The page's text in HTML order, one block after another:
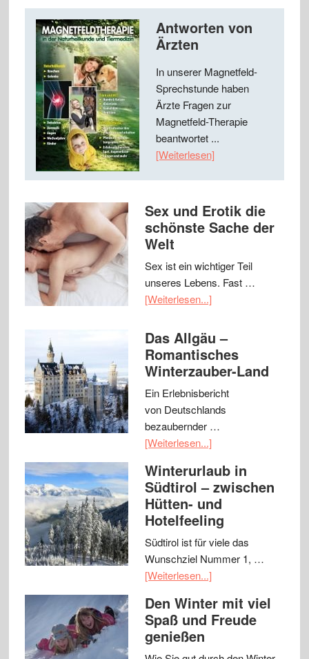
Antworten von
Ärzten
In unserer Magnetfeld-
Sprechstunde haben
Ärzte Fragen zur
Magnetfeld-Therapie
beantwortet ...
[Weiterlesen]
Sex und Erotik die
schönste Sache der
Welt
Sex ist ein wichtiger Teil
unseres Lebens. Fast …
[Weiterlesen...]
Das Allgäu –
Romantisches
Winterzauber-Land
Ein Erlebnisbericht
von Deutschlands
bezaubernder …
[Weiterlesen...]
Winterurlaub in
Südtirol – zwischen
Hütten- und
Hotelfeeling
Südtirol ist für viele das
Wunschziel Nummer 1, …
[Weiterlesen...]
Den Winter mit viel
Spaß und Freude
genießen